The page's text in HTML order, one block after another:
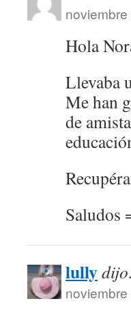
Hola
Llevaba
Me han
de
Saludos
lully